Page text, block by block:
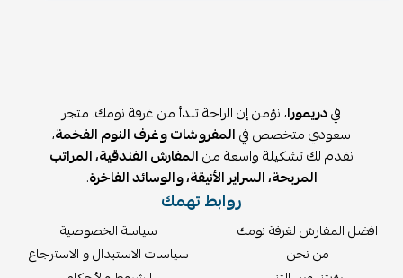
فيدريمورا، نؤمن إن الراحة تبدأ من غرفة نومك. متجر
سعودي متخصص فيالمفروشات وغرف النوم الفخمة،
نقدم لك تشكيلة واسعة منالمفارش الفندقية، المراتب
المريحة، السراير الأنيقة، والوسائد الفاخرة.
روابط تهمك
افضل المفارش لغرفة نومك
من نحن
سياسة الخصوصية
سياسات الاستبدال و الاسترجاع